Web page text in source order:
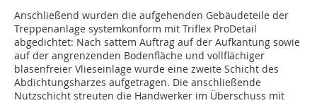
Anschließend wurden die aufgehenden Gebäudeteile der
Treppenanlage systemkonform mit Triflex ProDetail
abgedichtet: Nach sattem Auftrag auf der Aufkantung sowie
auf der angrenzenden Bodenfläche und vollflächiger
blasenfreier Vlieseinlage wurde eine zweite Schicht des
Abdichtungsharzes aufgetragen. Die anschließende
Nutzschicht streuten die Handwerker im Überschuss mit